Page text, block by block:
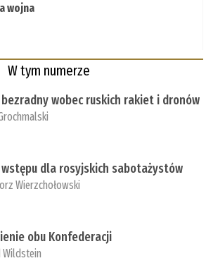
wojna
W tym numerze
bezradny wobec ruskich rakiet i dronów
dla rosyjskich sabotażystów
Wierzchołowski
obu Konfederacji
Wildstein